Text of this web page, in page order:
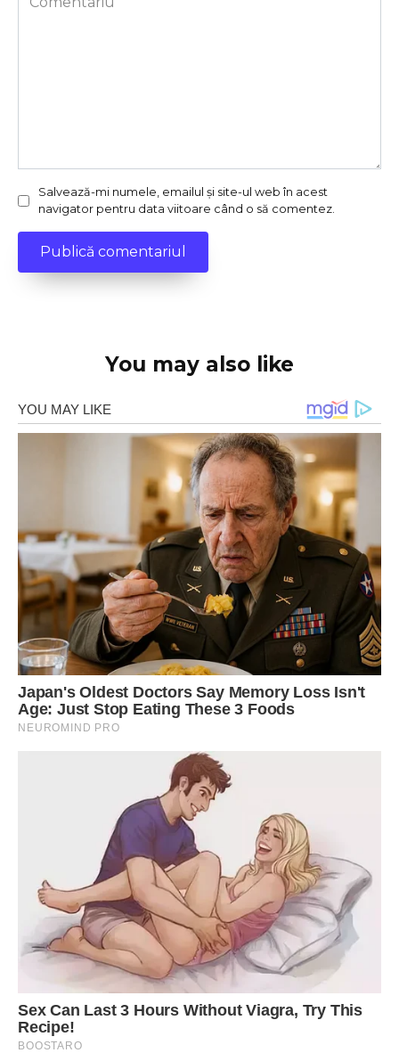
Salvează-mi numele, emailul și site-ul web în acest
navigator pentru data viitoare când o să comentez.
You may also like